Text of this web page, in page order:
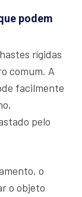
podem
rígidas
comum. A
facilmente
pelo
o
o objeto